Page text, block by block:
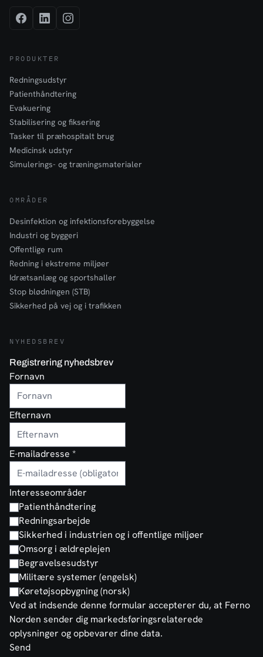
PRODUKTER
Redningsudstyr
Patienthåndtering
Evakuering
Stabilisering og fiksering
Tasker til præhospitalt brug
Medicinsk udstyr
Simulerings- og træningsmaterialer
OMRÅDER
Desinfektion og infektionsforebyggelse
Industri og byggeri
Offentlige rum
Redning i ekstreme miljøer
Idrætsanlæg og sportshaller
Stop blødningen (STB)
Sikkerhed på vej og i trafikken
NYHEDSBREV
Registrering nyhedsbrev
Fornavn
Efternavn
E-mailadresse *
Interesseområder
Patienthåndtering
Redningsarbejde
Sikkerhed i industrien og i offentlige miljøer
Omsorg i ældreplejen
Begravelsesudstyr
Militære systemer (engelsk)
Køretøjsopbygning (norsk)
Ved at indsende denne formular accepterer du, at Ferno
Norden sender dig markedsføringsrelaterede
oplysninger og opbevarer dine data.
Send